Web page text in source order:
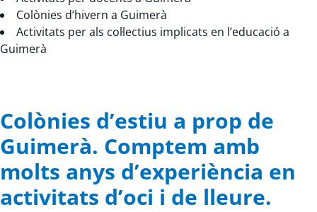
Colònies d’hivern a Guimerà
Activitats per als col·lectius implicats en l’educació a
Guimerà
Colònies d’estiu a prop de
Guimerà. Comptem amb
molts anys d’experiència en
activitats d’oci i de lleure.